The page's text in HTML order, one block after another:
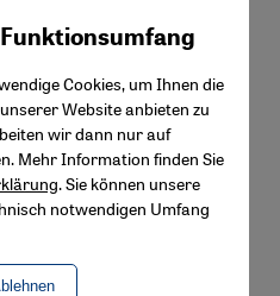
und Schriftstellerin
produktivsten und
Für ihren Roman
erhielt sie 2013 den
"Khatulistiwa".
vor.
Cookies, um Ihnen die
Website anbieten zu
wir dann nur auf
Mehr Information finden Sie
. Sie können unsere
notwendigen Umfang